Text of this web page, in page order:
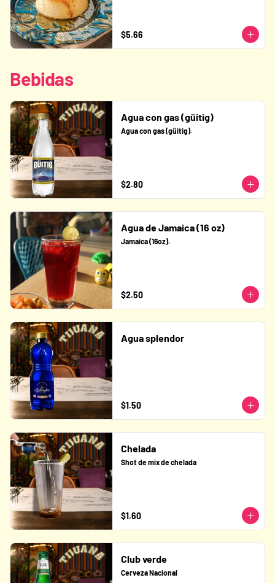
$5.66
Bebidas
Agua con gas (güitig)
Agua con gas (güitig).
$2.80
Agua de Jamaica (16 oz)
Jamaica (16oz).
$2.50
Agua splendor
$1.50
Chelada
Shot de mix de chelada
$1.60
Club verde
Cerveza Nacional